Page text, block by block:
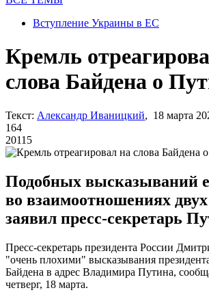
Вступление Украины в ЕС
Кремль
слова Байдена о
Текст: Александр Иваницкий, 18 марта
164
20115
Подобных высказываний
во взаимоотношениях
заявил пресс-секретарь
Пресс-секретарь президента России
"очень плохими" высказывания
Байдена в адрес Владимира Путина,
четверг, 18 марта.